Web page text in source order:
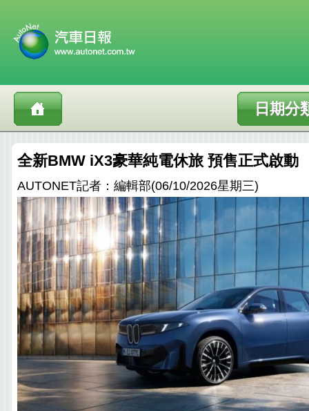
日期分
全新BMW iX3豪華純電休旅 預售正式啟動
AUTONET記者：編輯部(06/10/2026星期三)